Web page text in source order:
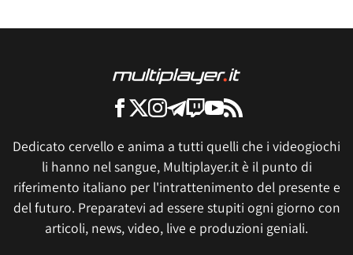
Dedicato cervello e anima a tutti quelli che i videogiochi
li hanno nel sangue, Multiplayer.it è il punto di
riferimento italiano per l'intrattenimento del presente e
del futuro. Preparatevi ad essere stupiti ogni giorno con
articoli, news, video, live e produzioni geniali.